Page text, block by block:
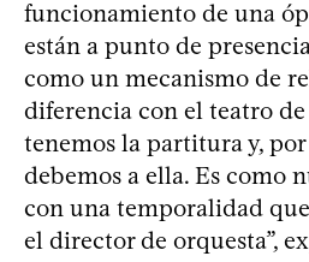
funcionamiento de una
están a punto de
como un mecanismo de
diferencia con el teatro de
tenemos la partitura y,
debemos a ella. Es como
con una temporalidad
el director de orquesta”,